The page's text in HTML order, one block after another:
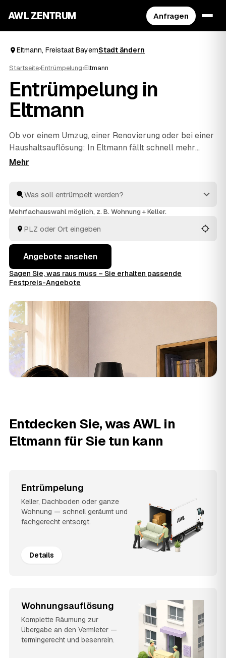
AWL ZENTRUM Anfragen
Eltmann, Freistaat BayernStadt ändern
Startseite›Entrümpelung›Eltmann
Entrümpelung in
Eltmann
Ob vor einem Umzug, einer Renovierung oder bei einer
Haushaltsauflösung: In Eltmann fällt schnell mehr
Hausrat an, als man allein wegbekommt. Über AWL
Angebote von geprüften Betrieben rund um Eltmann
bisZeilundHaßfurt. So finden Sie ohne langes Suchen
Voraus raten.
Mehrfachauswahl möglich, z. B. Wohnung + Keller.
Angebote ansehen
Sagen Sie, was raus muss – Sie erhalten passende
Festpreis-Angebote
Entdecken Sie, was AWL in
Eltmann für Sie tun kann
Entrümpelung
Keller, Dachboden oder ganze
Wohnung — schnell geräumt und
fachgerecht entsorgt.
Details
Wohnungsauflösung
Komplette Räumung zur
Übergabe an den Vermieter —
termingerecht und besenrein.